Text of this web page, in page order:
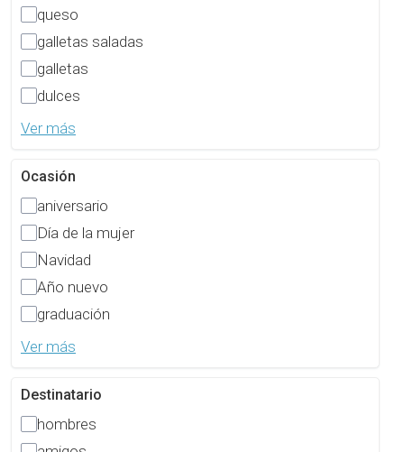
queso
galletas saladas
galletas
dulces
Ver más
Ocasión
aniversario
Día de la mujer
Navidad
Año nuevo
graduación
Ver más
Destinatario
hombres